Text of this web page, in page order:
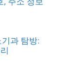
과 탐방: